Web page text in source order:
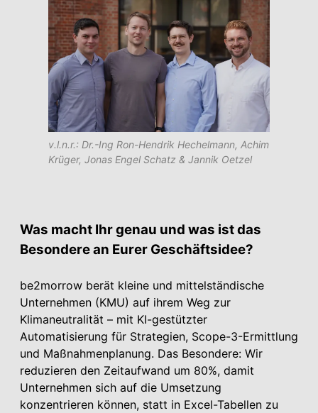
v.l.n.r.: Dr.-Ing Ron-Hendrik Hechelmann, Achim
Krüger, Jonas Engel Schatz & Jannik Oetzel
Was macht Ihr genau und was ist das
Besondere an Eurer Geschäftsidee?
be2morrow berät kleine und mittelständische
Unternehmen (KMU) auf ihrem Weg zur
Klimaneutralität – mit KI-gestützter
Automatisierung für Strategien, Scope-3-Ermittlung
und Maßnahmenplanung. Das Besondere: Wir
reduzieren den Zeitaufwand um 80%, damit
Unternehmen sich auf die Umsetzung
konzentrieren können, statt in Excel-Tabellen zu